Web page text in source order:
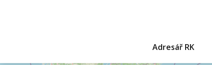
Adresář RK